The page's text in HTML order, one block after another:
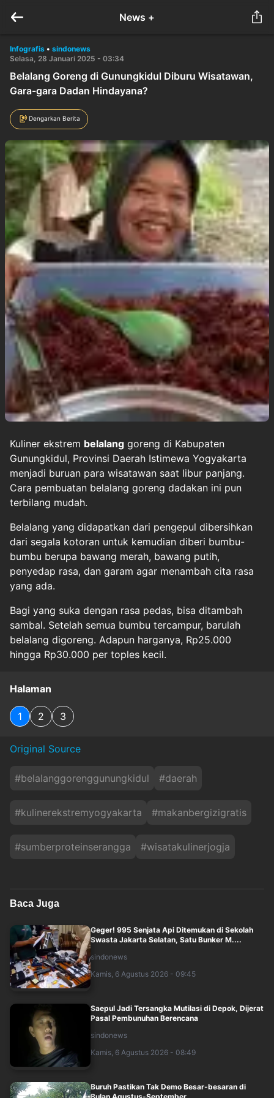
News +
Infografis • sindonews
Selasa, 28 Januari 2025 - 03:34
Belalang Goreng di Gunungkidul Diburu Wisatawan,
Gara-gara Dadan Hindayana?
Dengarkan Berita
Kuliner ekstrem belalang goreng di Kabupaten
Gunungkidul, Provinsi Daerah Istimewa Yogyakarta
menjadi buruan para wisatawan saat libur panjang.
Cara pembuatan belalang goreng dadakan ini pun
terbilang mudah.
Belalang yang didapatkan dari pengepul dibersihkan
dari segala kotoran untuk kemudian diberi bumbu-
bumbu berupa bawang merah, bawang putih,
penyedap rasa, dan garam agar menambah cita rasa
yang ada.
Bagi yang suka dengan rasa pedas, bisa ditambah
sambal. Setelah semua bumbu tercampur, barulah
belalang digoreng. Adapun harganya, Rp25.000
hingga Rp30.000 per toples kecil.
Halaman
1 2 3
Original Source
#belalanggorenggunungkidul #daerah
#kulinerekstremyogyakarta #makanbergizigratis
#sumberproteinserangga #wisatakulinerjogja
Baca Juga
Geger! 995 Senjata Api Ditemukan di Sekolah
Swasta Jakarta Selatan, Satu Bunker M....
sindonews
Kamis, 6 Agustus 2026 - 09:45
Saepul Jadi Tersangka Mutilasi di Depok, Dijerat
Pasal Pembunuhan Berencana
sindonews
Kamis, 6 Agustus 2026 - 08:49
Buruh Pastikan Tak Demo Besar-besaran di